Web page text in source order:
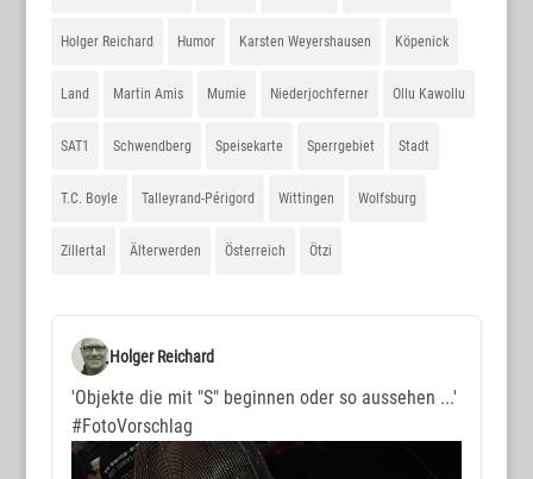
Holger Reichard Humor Karsten Weyershausen Köpenick
Land Martin Amis Mumie Niederjochferner Ollu Kawollu
SAT1 Schwendberg Speisekarte Sperrgebiet Stadt
T.C. Boyle Talleyrand-Périgord Wittingen Wolfsburg
Zillertal Älterwerden Österreich Ötzi
Holger Reichard
'Objekte die mit "S" beginnen oder so aussehen ...'
#FotoVorschlag